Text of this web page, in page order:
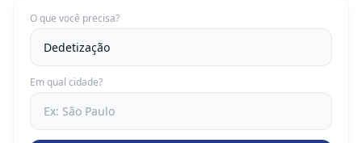
O que você precisa?
Em qual cidade?